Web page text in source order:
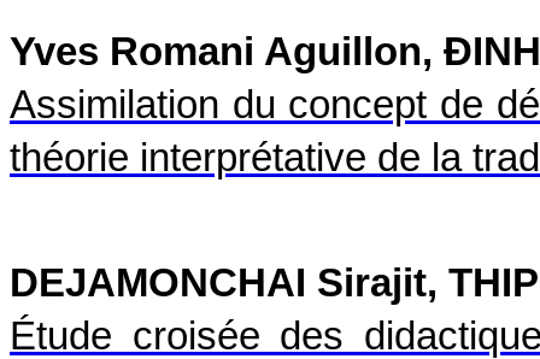
Yves Romani Aguillon,
Assimilation du concept de
théorie interprétative de la
DEJAMONCHAI Sirajit,
Étude croisée des